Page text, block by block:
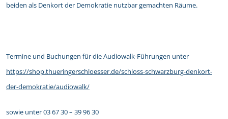
beiden als Denkort der Demokratie nutzbar gemachten Räume.
Termine und Buchungen für die Audiowalk-Führungen unter
https://shop.thueringerschloesser.de/schloss-schwarzburg-denkort-
der-demokratie/audiowalk/
sowie unter 03 67 30 – 39 96 30